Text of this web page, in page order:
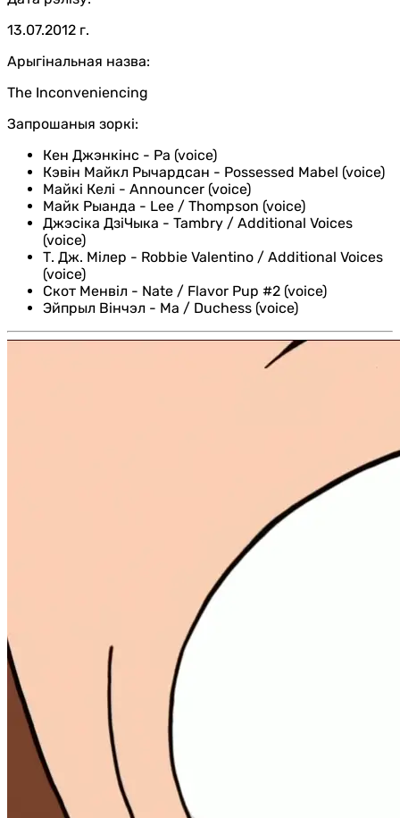
13.07.2012 г.
Арыгінальная назва:
The Inconveniencing
Запрошаныя зоркі:
Кен Джэнкінс - Pa (voice)
Кэвін Майкл Рычардсан - Possessed Mabel (voice)
Майкі Келі - Announcer (voice)
Майк Рыанда - Lee / Thompson (voice)
Джэсіка ДзіЧыка - Tambry / Additional Voices
(voice)
Т. Дж. Мілер - Robbie Valentino / Additional Voices
(voice)
Скот Менвіл - Nate / Flavor Pup #2 (voice)
Эйпрыл Вінчэл - Ma / Duchess (voice)